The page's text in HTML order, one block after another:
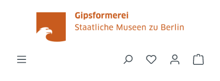
springen
Du hast 0